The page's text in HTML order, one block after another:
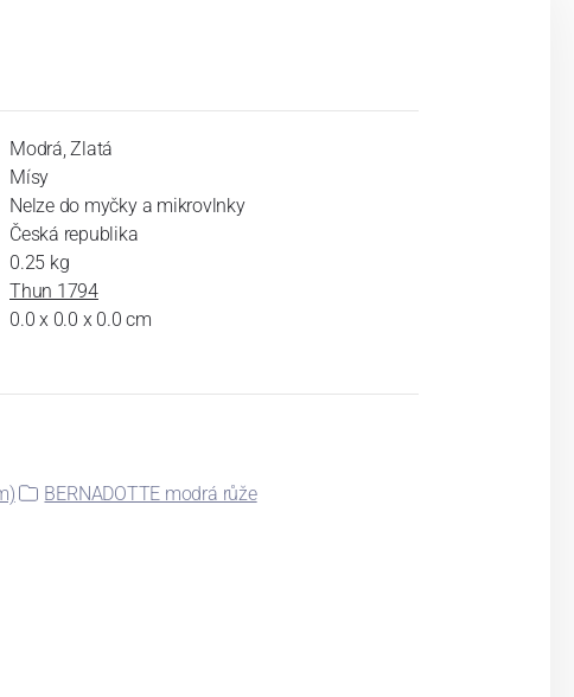
Modrá, Zlatá
Mísy
Nelze do myčky a mikrovlnky
Česká republika
0.25 kg
Thun 1794
0.0 x 0.0 x 0.0 cm
BERNADOTTE modrá růže